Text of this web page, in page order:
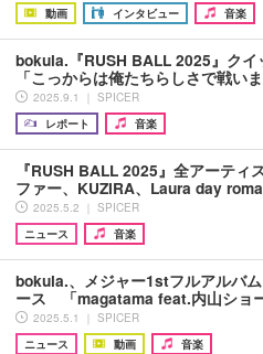
動画
インタビュー 音楽
bokula.『RUSH BALL 2025』クイ
「こっからは俺たちらしさで戦い
2025.9.1 ｜ SPICER
レポート
音楽
『RUSH BALL 2025』全アーティ
ファー、KUZIRA、Laura day
2025.5.2 ｜ SPICER
ニュース
音楽
bokula.、メジャー1stフルアルバ
ース 「magatama feat.内山ショ
2025.5.1 ｜ SPICER
ニュース
動画 音楽